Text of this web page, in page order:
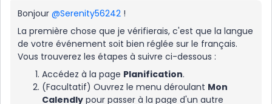
Bonjour ​ @Serenity56242 !
La première chose que je vérifierais, c'est que la langue
de votre événement soit bien réglée sur le français.
Vous trouverez les étapes à suivre ci-dessous :
Accédez à la page Planification.
(Facultatif) Ouvrez le menu déroulant Mon
Calendly pour passer à la page d'un autre